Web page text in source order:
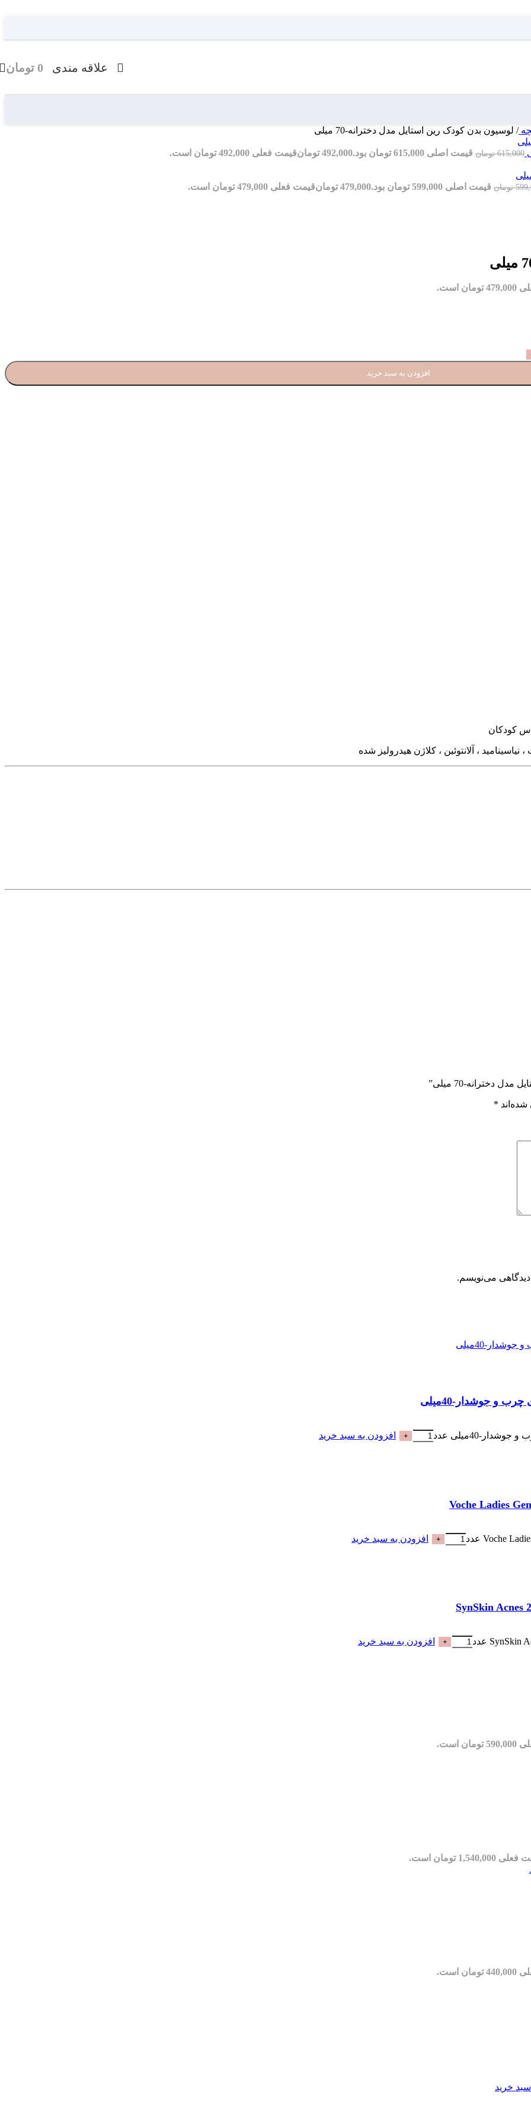
علاقه مندی 0 تومان
/ لوسیون بدن کودک رین استایل مدل دخترانه-70 میلی
615,000 تومان قیمت اصلی 615,000 تومان بود. 492,000 تومانقیمت فعلی 492,000 تومان است.
تومان قیمت اصلی 599,000 تومان بود. 479,000 تومانقیمت فعلی 479,000 تومان است.
است.
افزودن به سبد خرید
کودکان
، آلانتوئین ، کلاژن هیدرولیز شده
دخترانه-70 میلی”
*
دیدگاهی می‌نویسم.
افزودن به سبد خرید
افزودن به سبد خرید
افزودن به سبد خرید
است.
1,540,000 تومان است.
است.
خرید